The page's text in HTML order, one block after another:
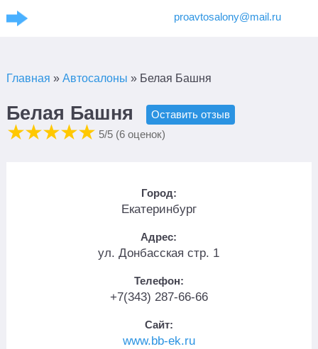
proavtosalony@mail.ru
Главная » Автосалоны » Белая Башня
Белая Башня
Оставить отзыв
5/5 (6оценок)
Город:
Екатеринбург
Адрес:
ул. Донбасская стр. 1
Телефон:
+7(343) 287-66-66
Сайт:
www.bb-ek.ru